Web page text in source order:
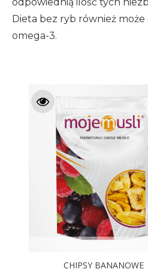
Dieta bez ryb również
omega-3.